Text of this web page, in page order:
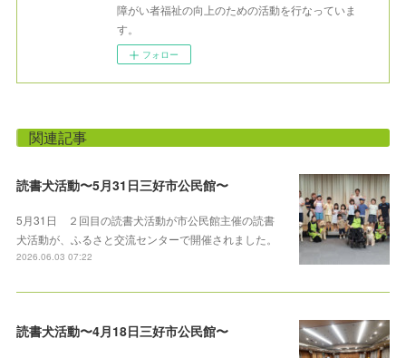
障がい者福祉の向上のための活動を行なっていま
す。
フォロー
関連記事
読書犬活動〜5月31日三好市公民館〜
5月31日 ２回目の読書犬活動が市公民館主催の読書
犬活動が、ふるさと交流センターで開催されました。
2026.06.03 07:22
読書犬活動〜4月18日三好市公民館〜